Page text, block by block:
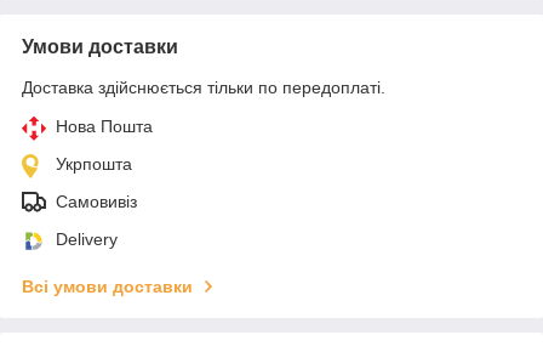
Умови доставки
Доставка здійснюється тільки по передоплаті.
Нова Пошта
Укрпошта
Самовивіз
Delivery
Всі умови доставки